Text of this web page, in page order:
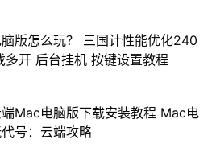
版怎么玩？ 三国计性能优化240
多开 后台挂机 按键设置教程
Mac电脑版下载安装教程 Mac电
号：云端攻略